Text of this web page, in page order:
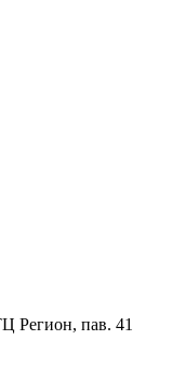
Регион, пав. 41